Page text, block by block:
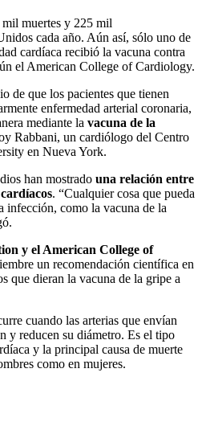
muertes y 225 mil
cada año. Aún así, sólo uno de
cardíaca recibió la vacuna contra
el American College of Cardiology.
de que los pacientes que tienen
enfermedad arterial coronaria,
mediante la vacuna de la
Rabbani, un cardiólogo del Centro
en Nueva York.
han mostrado una relación entre
. “Cualquier cosa que pueda
infección, como la vacuna de la
y el American College of
un recomendación científica en
que dieran la vacuna de la gripe a
cuando las arterias que envían
y reducen su diámetro. Es el tipo
y la principal causa de muerte
como en mujeres.